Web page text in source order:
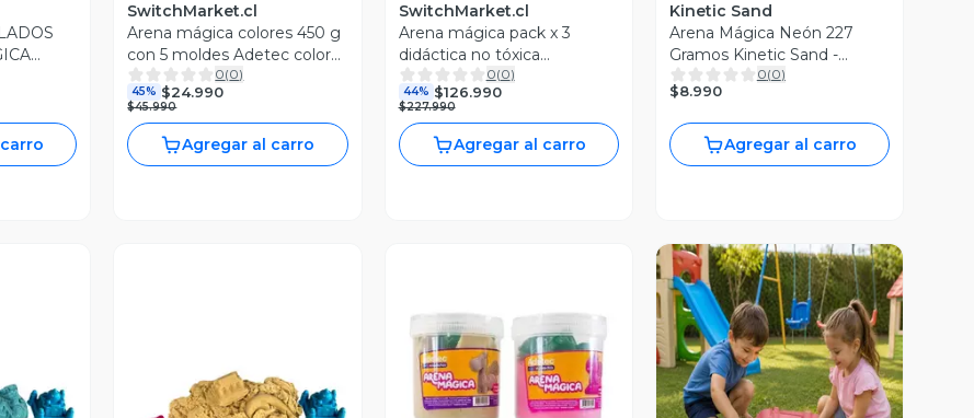
SwitchMarket.cl
Arena mágica colores 450 g
con 5 moldes Adetec color
beige
0(0)
45% $24.990
$45.990
Agregar al carro
SwitchMarket.cl
Arena mágica pack x 3
didáctica no tóxica
multicolor
0(0)
44% $126.990
$227.990
Agregar al carro
Kinetic Sand
Arena Mágica Neón 227
Gramos Kinetic Sand -
Variedades 0(0)
$8.990
Agregar al carro